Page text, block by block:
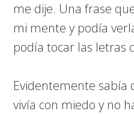
me dije. Una frase
mi mente y podía
podía tocar las letras
Evidentemente sabía
vivía con miedo y no